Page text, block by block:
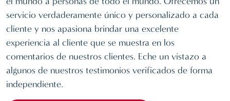
servicio verdaderamente único y personalizado a cada
cliente y nos apasiona brindar una excelente
experiencia al cliente que se muestra en los
comentarios de nuestros clientes. Eche un vistazo a
algunos de nuestros testimonios verificados de forma
independiente.